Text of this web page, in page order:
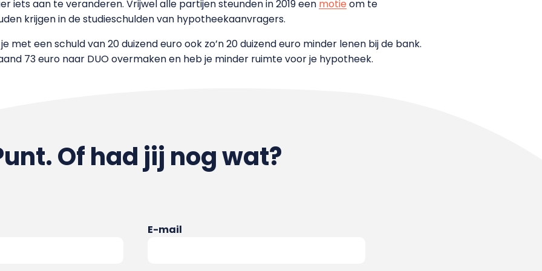
iets aan te veranderen. Vrijwel alle partijen steunden in 2019 een motieom te
krijgen in de studieschulden van hypotheekaanvragers.
met een schuld van 20 duizend euro ook zo’n 20 duizend euro minder lenen bij de bank.
73 euro naar DUO overmaken en heb je minder ruimte voor je hypotheek.
Of had jij nog wat?
E-mail